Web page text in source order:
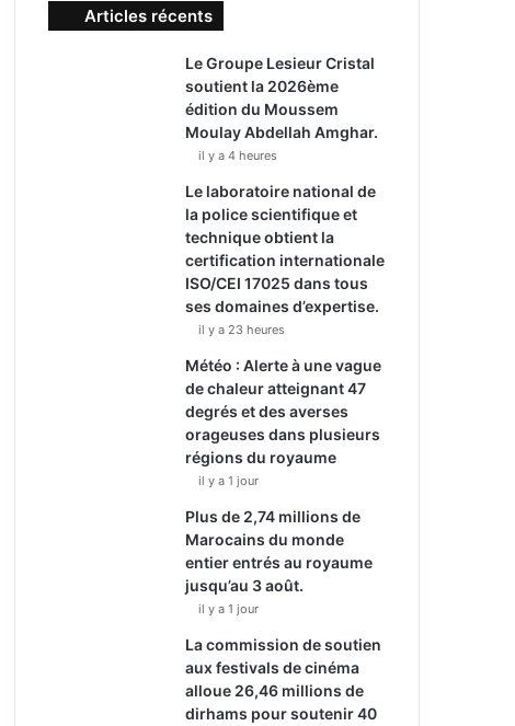
Articles récents
Le Groupe Lesieur Cristal
soutient la 2026ème
édition du Moussem
Moulay Abdellah Amghar.
il y a 4 heures
Le laboratoire national de
la police scientifique et
technique obtient la
certification internationale
ISO/CEI 17025 dans tous
ses domaines d’expertise.
il y a 23 heures
Météo : Alerte à une vague
de chaleur atteignant 47
degrés et des averses
orageuses dans plusieurs
régions du royaume
il y a 1 jour
Plus de 2,74 millions de
Marocains du monde
entier entrés au royaume
jusqu’au 3 août.
il y a 1 jour
La commission de soutien
aux festivals de cinéma
alloue 26,46 millions de
dirhams pour soutenir 40